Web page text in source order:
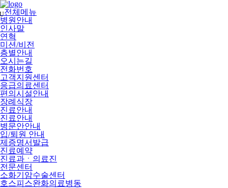
메
뉴
건
너
뛰
기
전체메뉴
병원안내
인사말
연혁
미션/비전
층별안내
오시는길
전화번호
고객지원센터
응급의료센터
편의시설안내
장례식장
진료안내
진료안내
병문안안내
입/퇴원 안내
제증명서발급
진료예약
진료과ㆍ의료진
전문센터
소화기암수술센터
호스피스완화의료병동